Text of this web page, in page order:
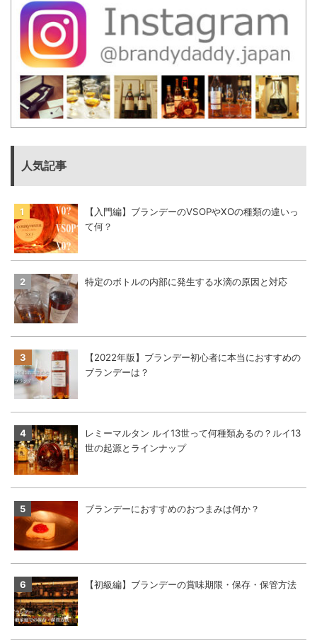
人気記事
【入門編】ブランデーのVSOPやXOの種類の違いっ
て何？
特定のボトルの内部に発生する水滴の原因と対応
【2022年版】ブランデー初心者に本当におすすめの
ブランデーは？
レミーマルタン ルイ13世って何種類あるの？ルイ13
世の起源とラインナップ
ブランデーにおすすめのおつまみは何か？
【初級編】ブランデーの賞味期限・保存・保管方法